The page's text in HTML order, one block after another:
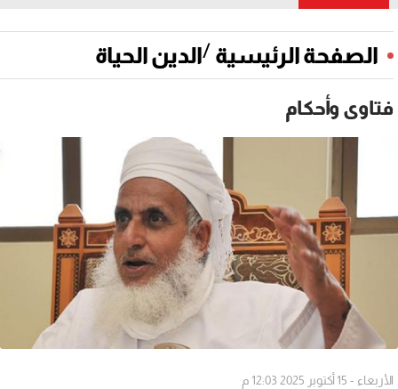
الصفحة الرئيسية /الدين الحياة
فتاوى وأحكام
الأربعاء - 15 أكتوبر 2025 12:03 م